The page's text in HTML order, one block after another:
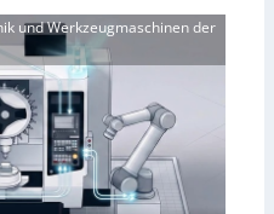
und Werkzeugmaschinen der